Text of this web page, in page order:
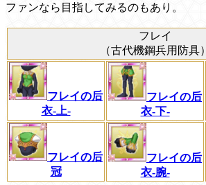
ファンなら目指してみるのもあり。
フレイ
（古代機鋼兵用防具）
フレイの后
衣-上-
フレイの后
衣-下-
フレイの后
冠
フレイの后
衣-腕-